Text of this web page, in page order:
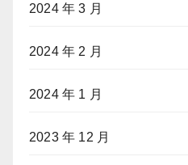
2024 年 3 月
2024 年 2 月
2024 年 1 月
2023 年 12 月